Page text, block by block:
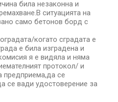
била незаконна и
ситуацията на
само бетонов борд с
когато сградата е
е била изградена и
я е видяла и няма
протокол/ и
предприема,да се
се вади удостоверение за